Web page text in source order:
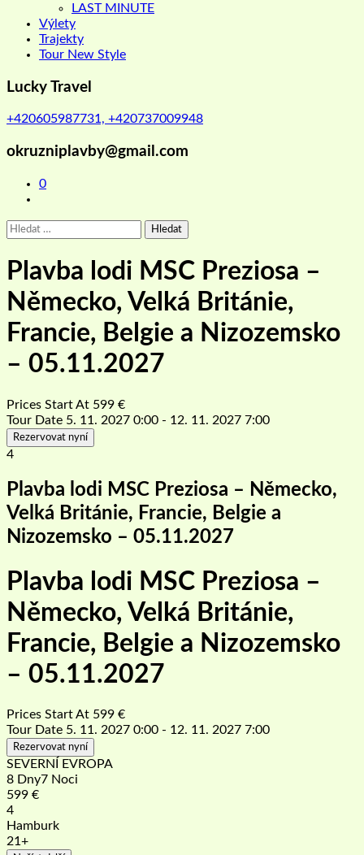
LAST MINUTE
Výlety
Trajekty
Tour New Style
Lucky Travel
+420605987731, +420737009948
okruzniplavby@gmail.com
0
Vyhledávání
Plavba lodi MSC Preziosa –
Německo, Velká Británie,
Francie, Belgie a Nizozemsko
– 05.11.2027
Prices Start At 599 €
Tour Date 5. 11. 2027 0:00 - 12. 11. 2027 7:00
Rezervovat nyní
4
Plavba lodi MSC Preziosa – Německo,
Velká Británie, Francie, Belgie a
Nizozemsko – 05.11.2027
Plavba lodi MSC Preziosa –
Německo, Velká Británie,
Francie, Belgie a Nizozemsko
– 05.11.2027
Prices Start At 599 €
Tour Date 5. 11. 2027 0:00 - 12. 11. 2027 7:00
Rezervovat nyní
SEVERNÍ EVROPA
8 Dny7 Noci
599 €
4
Hamburk
21+